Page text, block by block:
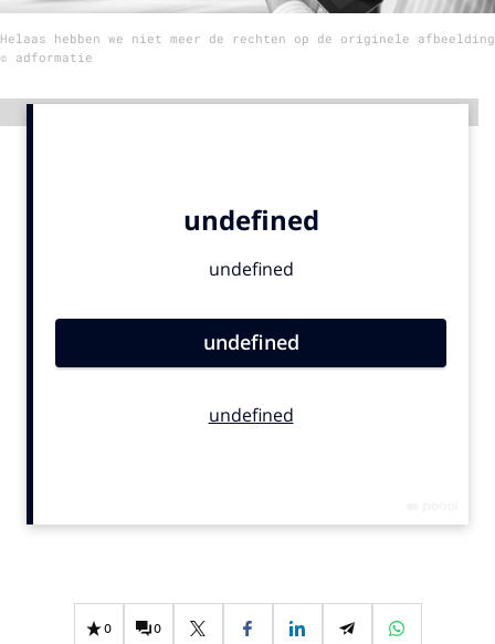
Adverteren
Events
Carriere
Design
Diversiteit
Effectiviteit
Helaas hebben we niet meer de rechten op de originele afbeelding
© adformatie
0 0